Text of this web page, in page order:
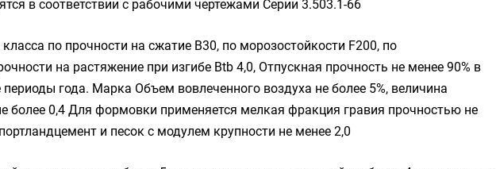
в соответствии с рабочими чертежами Серии 3.503.1-66
по прочности на сжатие B30, по морозостойкости F200, по
на растяжение при изгибе Btb 4,0, Отпускная прочность не менее 90% в
года. Марка Объем вовлеченного воздуха не более 5%, величина
более 0,4 Для формовки применяется мелкая фракция гравия прочностью не
и песок с модулем крупности не менее 2,0